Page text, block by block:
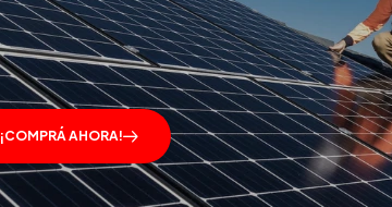
¡COMPRÁ AHORA!